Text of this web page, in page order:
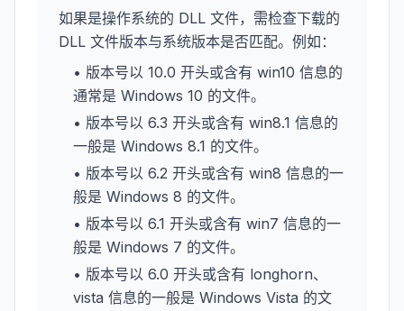
如果是操作系统的 DLL 文件，需检查下载的
DLL 文件版本与系统版本是否匹配。例如：
• 版本号以 10.0 开头或含有 win10 信息的
通常是 Windows 10 的文件。
• 版本号以 6.3 开头或含有 win8.1 信息的
一般是 Windows 8.1 的文件。
• 版本号以 6.2 开头或含有 win8 信息的一
般是 Windows 8 的文件。
• 版本号以 6.1 开头或含有 win7 信息的一
般是 Windows 7 的文件。
• 版本号以 6.0 开头或含有 longhorn、
vista 信息的一般是 Windows Vista 的文